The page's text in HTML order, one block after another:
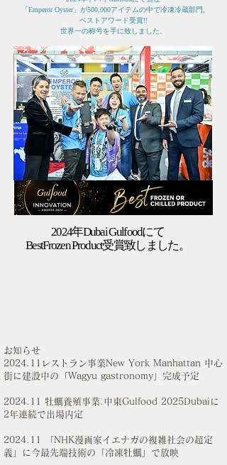
「Emperor Oyster」が500,000アイテムの中で冷凍冷蔵部門,
ベストアワード受賞!!
​世界一の称号を手に致しました
2024年Dubai Gulfoodにて
​BestFrozen Product受賞致しました。
お知らせ
2024.11レストラン事業New York Manhattan 中心
街に建設中の「Wagyu gastronomy」完成予定
2024.11 牡蠣養殖事業.中東Gulfood 2025Dubaiに
2年連続で出場内定
2024.11 「NHK漫画家イエナガの複雑社会の超定
義」に今最先端技術の「冷凍牡蠣」で放映